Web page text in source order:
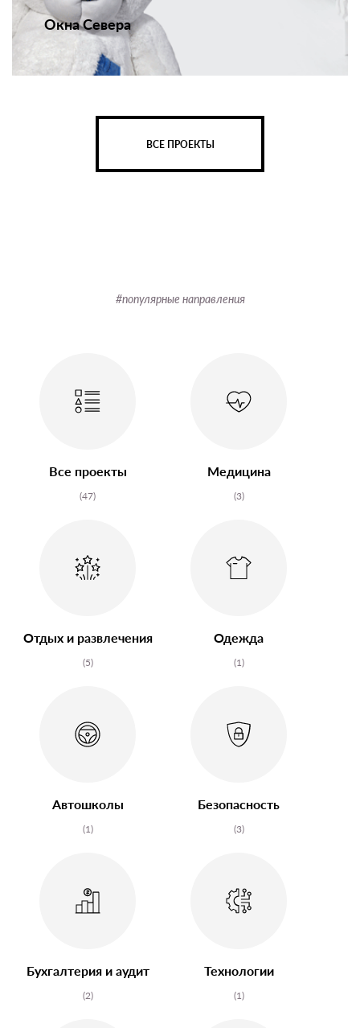
Окна Севера
ВСЕ ПРОЕКТЫ
#популярные направления
Все проекты
(47)
Медицина
(3)
Отдых и развлечения
(5)
Одежда
(1)
Автошколы
(1)
Безопасность
(3)
Бухгалтерия и аудит
(2)
Технологии
(1)